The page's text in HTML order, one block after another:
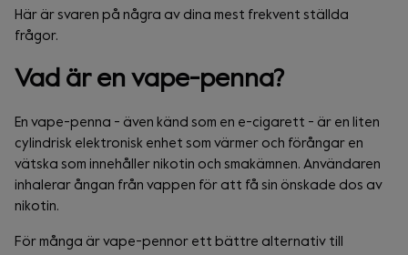
Här är svaren på några av dina mest frekvent ställda
frågor.
Vad är en vape-penna?
En vape-penna - även känd som en e-cigarett - är en liten
cylindrisk elektronisk enhet som värmer och förångar en
vätska som innehåller nikotin och smakämnen. Användaren
inhalerar ångan från vappen för att få sin önskade dos av
nikotin.
För många är vape-pennor ett bättre alternativ till